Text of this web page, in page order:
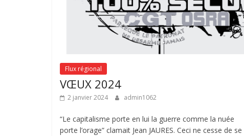
Flux régional
VŒUX 2024
2 janvier 2024 admin1062
“Le capitalisme porte en lui la guerre comme la nuée
porte l’orage” clamait Jean JAURES. Ceci ne cesse de se